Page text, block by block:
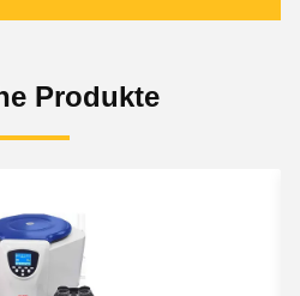
Produkte